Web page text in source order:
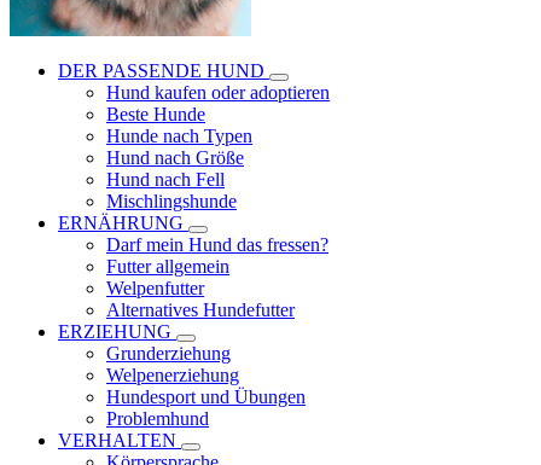
DER PASSENDE HUND
Hund kaufen oder adoptieren
Beste Hunde
Hunde nach Typen
Hund nach Größe
Hund nach Fell
Mischlingshunde
ERNÄHRUNG
Darf mein Hund das fressen?
Futter allgemein
Welpenfutter
Alternatives Hundefutter
ERZIEHUNG
Grunderziehung
Welpenerziehung
Hundesport und Übungen
Problemhund
VERHALTEN